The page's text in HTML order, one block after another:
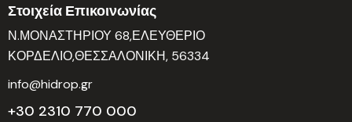
Στοιχεία Επικοινωνίας
Ν.ΜΟΝΑΣΤΗΡΙΟΥ 68,ΕΛΕΥΘΕΡΙΟ
ΚΟΡΔΕΛΙΟ,ΘΕΣΣΑΛΟΝΙΚΗ, 56334
info@hidrop.gr
+30 2310 770 000